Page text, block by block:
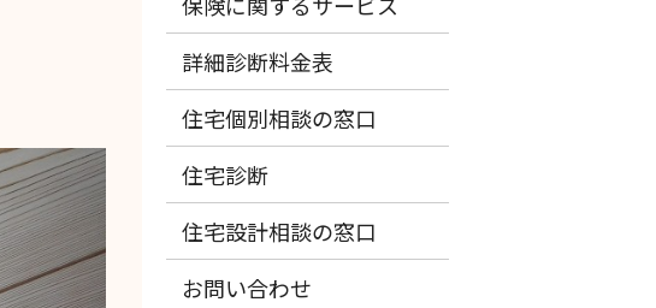
詳細診断料金表
住宅個別相談の窓口
住宅診断
住宅設計相談の窓口
お問い合わせ